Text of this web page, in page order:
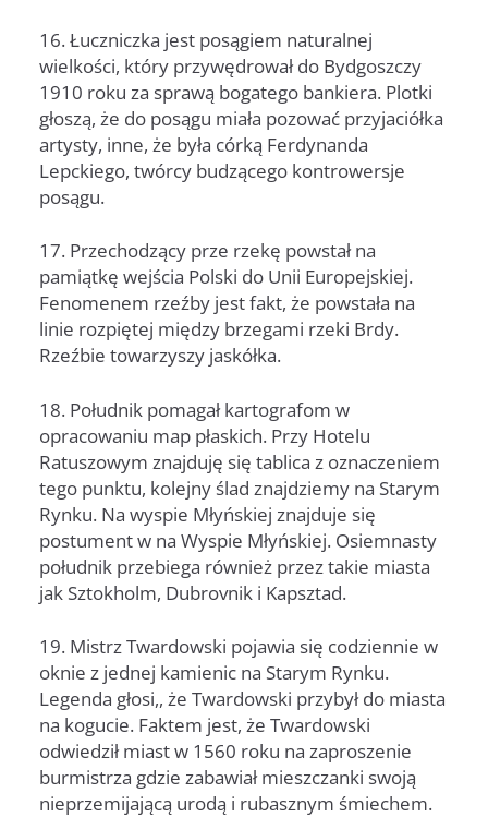
16. Łuczniczka jest posągiem naturalnej
wielkości, który przywędrował do Bydgoszczy
1910 roku za sprawą bogatego bankiera. Plotki
głoszą, że do posągu miała pozować przyjaciółka
artysty, inne, że była córką Ferdynanda
Lepckiego, twórcy budzącego kontrowersje
posągu.
17. Przechodzący prze rzekę powstał na
pamiątkę wejścia Polski do Unii Europejskiej.
Fenomenem rzeźby jest fakt, że powstała na
linie rozpiętej między brzegami rzeki Brdy.
Rzeźbie towarzyszy jaskółka.
18. Południk pomagał kartografom w
opracowaniu map płaskich. Przy Hotelu
Ratuszowym znajduję się tablica z oznaczeniem
tego punktu, kolejny ślad znajdziemy na Starym
Rynku. Na wyspie Młyńskiej znajduje się
postument w na Wyspie Młyńskiej. Osiemnasty
południk przebiega również przez takie miasta
jak Sztokholm, Dubrovnik i Kapsztad.
19. Mistrz Twardowski pojawia się codziennie w
oknie z jednej kamienic na Starym Rynku.
Legenda głosi,, że Twardowski przybył do miasta
na kogucie. Faktem jest, że Twardowski
odwiedził miast w 1560 roku na zaproszenie
burmistrza gdzie zabawiał mieszczanki swoją
nieprzemijającą urodą i rubasznym śmiechem.